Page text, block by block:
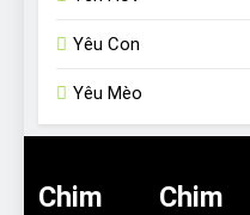
Yêu Con
Yêu Mèo
Chim
Chim